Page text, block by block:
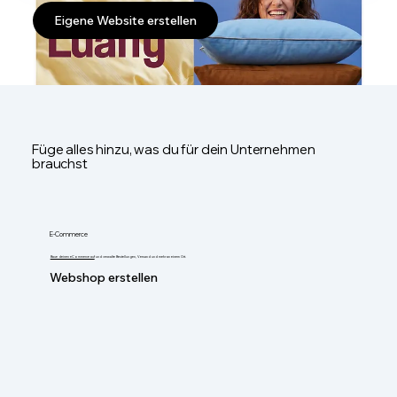
Eigene Website erstellen
Füge alles hinzu, was du für dein Unternehmen
brauchst
E-Commerce
Baue deinen eCommerce aufund verwalte Bestellungen, Versand und mehr an einem Ort.
Webshop erstellen